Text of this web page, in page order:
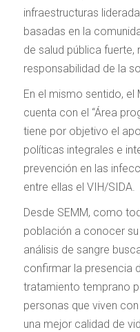
infraestructuras
basadas en la
de salud pública
responsabilidad de la
En el mismo sentido, el
cuenta con el “Área
tiene por objetivo el
políticas integrales e
prevención en las
entre ellas el VIH/SIDA.
Desde SEMM, como
población a conocer
análisis de sangre
confirmar la presencia
tratamiento temprano
personas que viven
una mejor calidad de